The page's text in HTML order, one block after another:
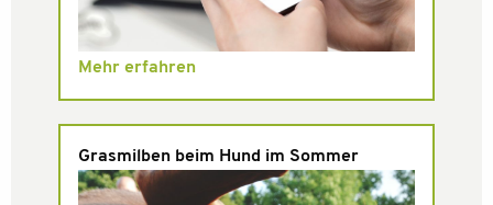
Mehr erfahren
Grasmilben beim Hund im Sommer